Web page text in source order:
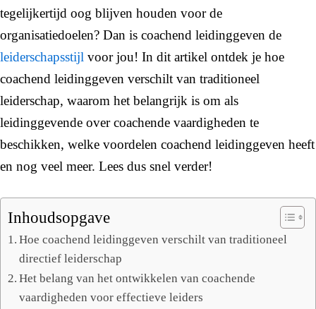
tegelijkertijd oog blijven houden voor de
organisatiedoelen? Dan is coachend leidinggeven de
leiderschapsstijl voor jou! In dit artikel ontdek je hoe
coachend leidinggeven verschilt van traditioneel
leiderschap, waarom het belangrijk is om als
leidinggevende over coachende vaardigheden te
beschikken, welke voordelen coachend leidinggeven heeft
en nog veel meer. Lees dus snel verder!
Inhoudsopgave
Hoe coachend leidinggeven verschilt van traditioneel
directief leiderschap
Het belang van het ontwikkelen van coachende
vaardigheden voor effectieve leiders